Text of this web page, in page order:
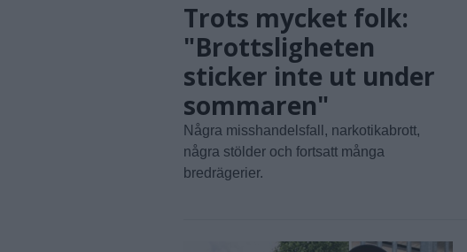
Trots mycket folk:
"Brottsligheten
sticker inte ut under
sommaren"
Några misshandelsfall, narkotikabrott,
några stölder och fortsatt många
bredrägerier.